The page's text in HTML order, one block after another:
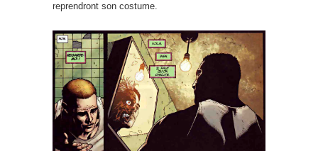
reprendront son costume.